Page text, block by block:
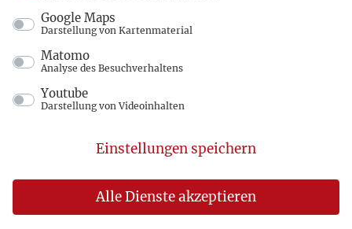
Google Maps
Darstellung von Kartenmaterial
Matomo
Analyse des Besuchverhaltens
Youtube
Darstellung von Videoinhalten
Alle Dienste akzeptieren
Einstellungen speichern